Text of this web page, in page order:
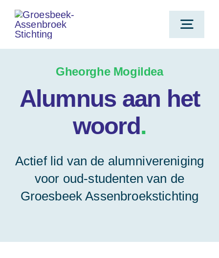
naar
inhoud
Gheorghe Mogildea
Alumnus aan het
woord .
Actief lid van de alumnivereniging
voor oud-studenten van de
Groesbeek Assenbroekstichting